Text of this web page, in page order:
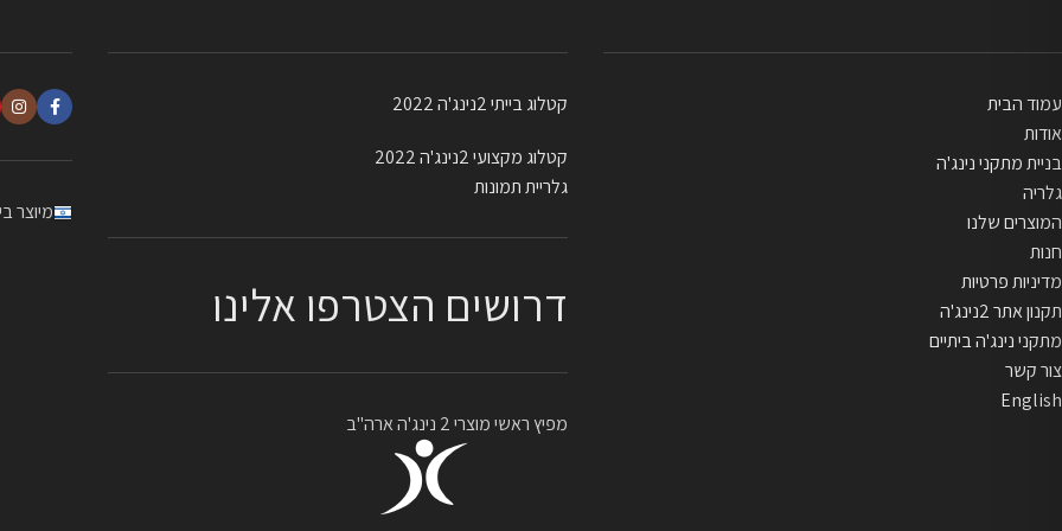
עמוד הבית
אודות
בניית מתקני נינג'ה
גלריה
המוצרים שלנו
חנות
מדיניות פרטיות
תקנון אתר 2נינג'ה
מתקני נינג'ה ביתיים
צור קשר
English
קטלוג בייתי 2נינג'ה 2022
קטלוג מקצועי 2נינג'ה 2022
גלריית תמונות
דרושים הצטרפו אלינו
מפיץ ראשי מוצרי 2 נינג'ה ארה"ב
מיוצר